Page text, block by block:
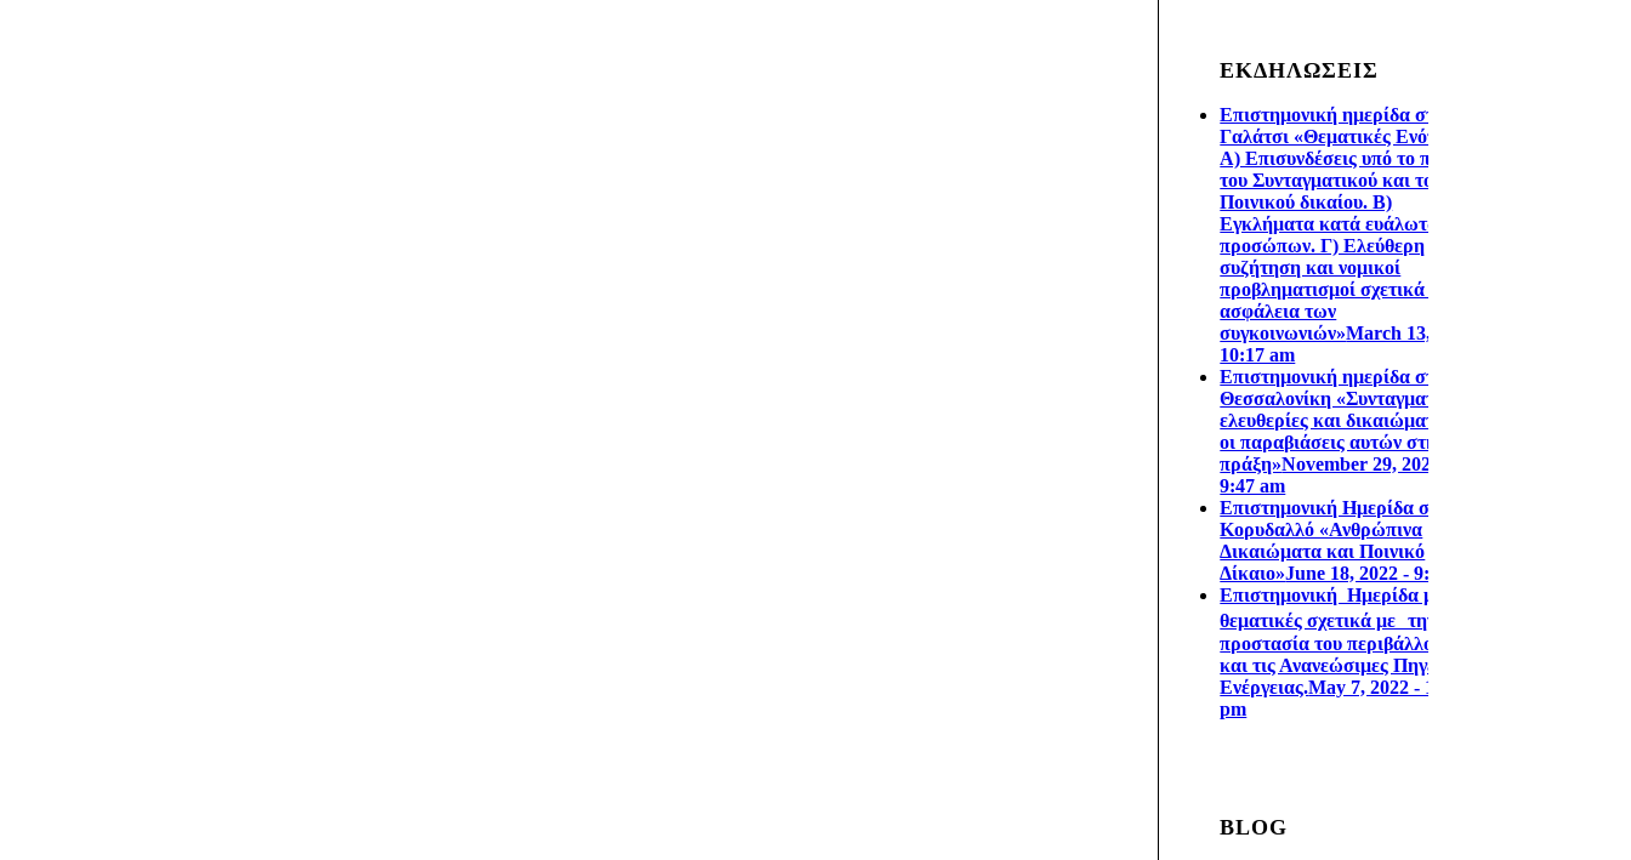
ΕΚΔΗΛΩΣΕΙΣ
Επιστημονική ημερίδα στο
Γαλάτσι «Θεματικές Ενότητες
Α) Επισυνδέσεις υπό το πρίσμα
του Συνταγματικού και του
Ποινικού δικαίου. Β)
Εγκλήματα κατά ευάλωτων
προσώπων. Γ) Ελεύθερη
συζήτηση και νομικοί
προβληματισμοί σχετικά με την
ασφάλεια των
συγκοινωνιών»March 13, 2023 -
10:17 am
Επιστηµονική ηµερίδα στη
Θεσσαλονίκη «Συνταγµατικές
ελευθερίες και δικαιώµατα και
οι παραβιάσεις αυτών στην
πράξη»November 29, 2022 -
9:47 am
Επιστημονική Ημερίδα στον
Κορυδαλλό «Ανθρώπινα
Δικαιώματα και Ποινικό
Δίκαιο»June 18, 2022 - 9:00 am
Επιστημονική Ημερίδα με
θεματικές σχετικά με την
προστασία του περιβάλλοντος
και τις Ανανεώσιμες Πηγές
Ενέργειας.May 7, 2022 - 12:33
pm
BLOG